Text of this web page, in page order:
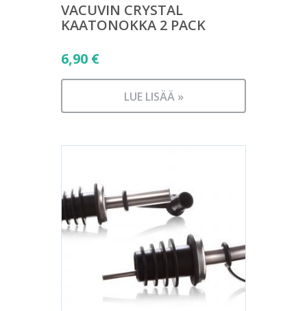
VACUVIN CRYSTAL
KAATONOKKA 2 PACK
6,90 €
LUE LISÄÄ »